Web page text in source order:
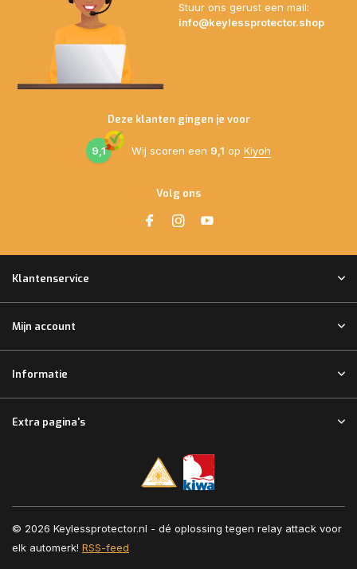
Stuur ons gerust een mail:
info@keylessprotector.shop
Deze klanten gingen je voor
9,1 Wij scoren een 9,1 op Kiyoh
Volg ons
Klantenservice
Mijn account
Informatie
Extra pagina's
© 2026 Keylessprotector.nl - dé oplossing tegen relay attack voor
elk automerk! RSS-feed